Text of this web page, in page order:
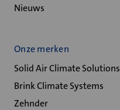
Nieuws
Onze merken
Solid Air Climate Solutions
Brink Climate Systems
Zehnder